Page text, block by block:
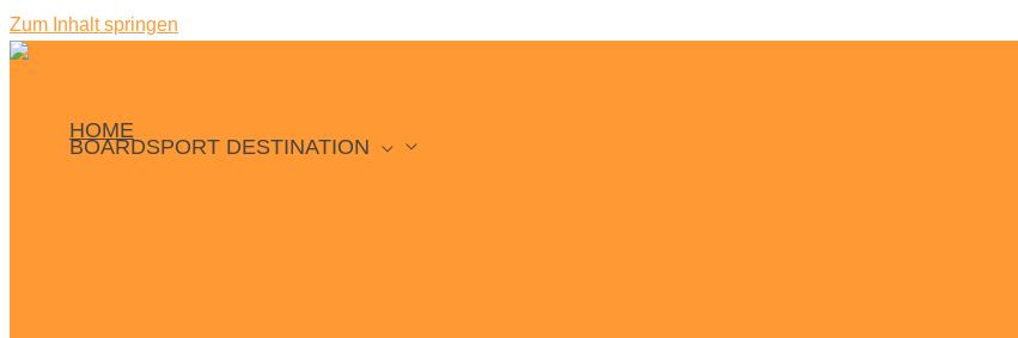
Zum Inhalt springen
HOME
BOARDSPORT DESTINATION